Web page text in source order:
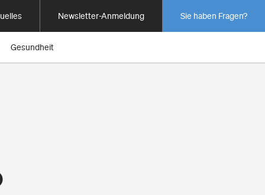
Newsletter-Anmeldung Sie haben Fragen?
Gesundheit